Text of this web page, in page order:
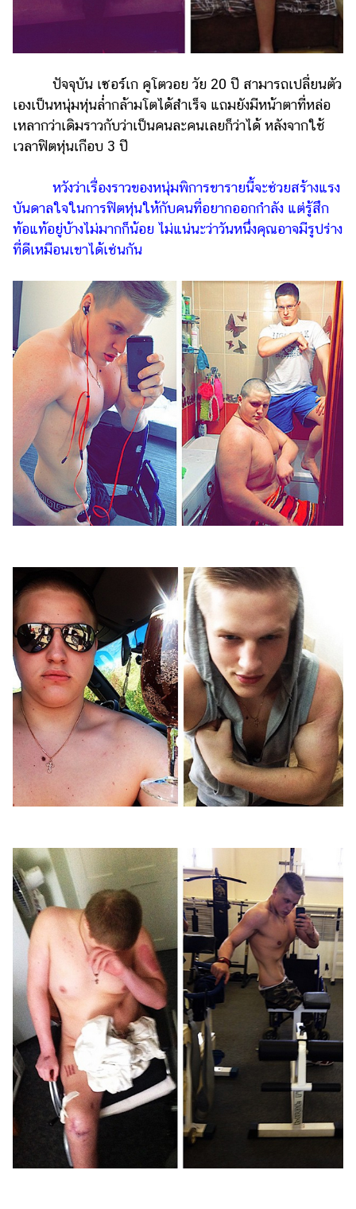
แอปฯ
ออนไลน์
เรียน
เลข
ออนไลน์
โฆษณา
แจ้ง
ปัญหา
ปัจจุบัน เซอร์เก คูโตวอย วัย 20 ปี สามารถเปลี่ยนตัว
เองเป็นหนุ่มหุ่นล่ำกล้ามโตได้สำเร็จ แถมยังมีหน้าตาที่หล่อ
เหลากว่าเดิมราวกับว่าเป็นคนละคนเลยก็ว่าได้ หลังจากใช้
เวลาฟิตหุ่นเกือบ 3 ปี
หวังว่าเรื่องราวของหนุ่มพิการขารายนี้จะช่วยสร้างแรง
บันดาลใจในการฟิตหุ่นให้กับคนที่อยากออกกำลัง แต่รู้สึก
ท้อแท้อยู่บ้างไม่มากก็น้อย ไม่แน่นะว่าวันหนึ่งคุณอาจมีรูปร่าง
ที่ดีเหมือนเขาได้เช่นกัน